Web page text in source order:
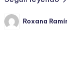
Publicado
por
Roxana